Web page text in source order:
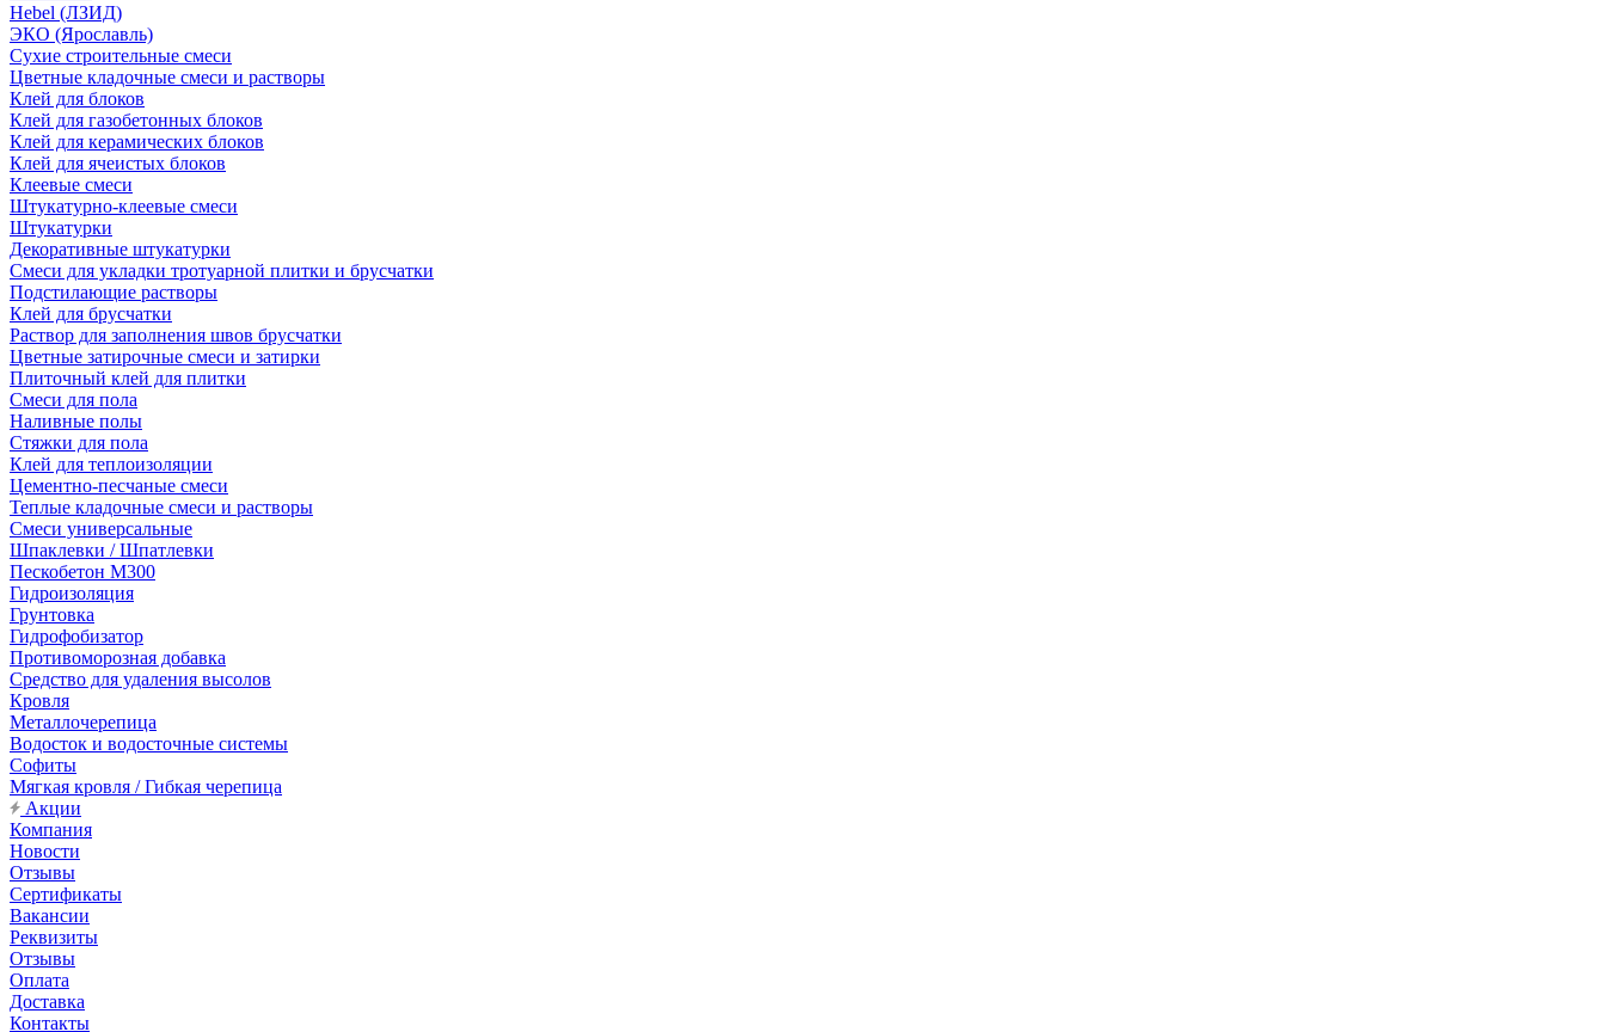
Hebel (ЛЗИД)
ЭКО (Ярославль)
Сухие строительные смеси
Цветные кладочные смеси и растворы
Клей для блоков
Клей для газобетонных блоков
Клей для керамических блоков
Клей для ячеистых блоков
Клеевые смеси
Штукатурно-клеевые смеси
Штукатурки
Декоративные штукатурки
Смеси для укладки тротуарной плитки и брусчатки
Подстилающие растворы
Клей для брусчатки
Раствор для заполнения швов брусчатки
Цветные затирочные смеси и затирки
Плиточный клей для плитки
Смеси для пола
Наливные полы
Стяжки для пола
Клей для теплоизоляции
Цементно-песчаные смеси
Теплые кладочные смеси и растворы
Смеси универсальные
Шпаклевки / Шпатлевки
Пескобетон М300
Гидроизоляция
Грунтовка
Гидрофобизатор
Противоморозная добавка
Средство для удаления высолов
Кровля
Металлочерепица
Водосток и водосточные системы
Софиты
Мягкая кровля / Гибкая черепица
Акции
Компания
Новости
Отзывы
Сертификаты
Вакансии
Реквизиты
Отзывы
Оплата
Доставка
Контакты